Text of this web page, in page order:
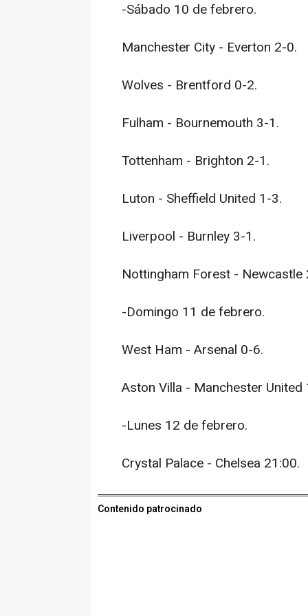
-Sábado 10 de febrero.
Manchester City - Everton 2-0.
Wolves - Brentford 0-2.
Fulham - Bournemouth 3-1.
Tottenham - Brighton 2-1.
Luton - Sheffield United 1-3.
Liverpool - Burnley 3-1.
Nottingham Forest - Newcastle
-Domingo 11 de febrero.
West Ham - Arsenal 0-6.
Aston Villa - Manchester United
-Lunes 12 de febrero.
Crystal Palace - Chelsea 21:00.
Contenido patrocinado